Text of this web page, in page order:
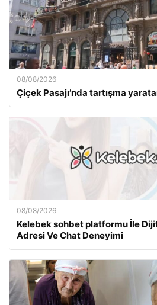
08/08/2026
Çiçek Pasajı’nda tartışma
08/08/2026
Kelebek sohbet platformu İle
Adresi Ve Chat Deneyimi